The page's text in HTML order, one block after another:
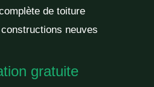
de toiture
neuves
gratuite